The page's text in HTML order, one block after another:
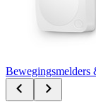
Bewegingsmelders